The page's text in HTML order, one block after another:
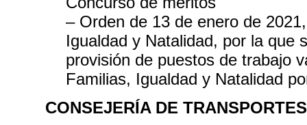
– Orden de 13 de enero de
Igualdad y Natalidad, por la que
provisión de puestos de trabajo
Familias, Igualdad y Natalidad
CONSEJERÍA DE